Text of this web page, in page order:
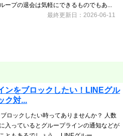
ープの退会は気軽にできるものでもあ...
最終更新日：2026-06-11
ンをブロックしたい！LINEグル
ク対...
ロックしたい時ってありませんか？ 人数
入っているとグループラインの通知などが